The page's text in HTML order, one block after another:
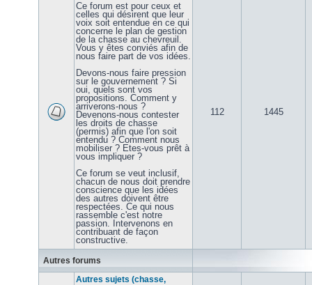
Ce forum est pour ceux et
celles qui désirent que leur
voix soit entendue en ce qui
concerne le plan de gestion
de la chasse au chevreuil.
Vous y êtes conviés afin de
nous faire part de vos idées.
Devons-nous faire pression
sur le gouvernement ? Si
oui, quels sont vos
propositions. Comment y
arriverons-nous ?
Devenons-nous contester
les droits de chasse
(permis) afin que l'on soit
entendu ? Comment nous
mobiliser ? Etes-vous prêt à
vous impliquer ?
Ce forum se veut inclusif,
chacun de nous doit prendre
conscience que les idées
des autres doivent être
respectées. Ce qui nous
rassemble c'est notre
passion. Intervenons en
contribuant de façon
constructive.
112 1445
Autres forums
Autres sujets (chasse,